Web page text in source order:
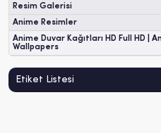
Resim Galerisi
Anime Resimler
Anime Duvar Kağıtları HD Full HD |
Wallpapers
Etiket Listesi